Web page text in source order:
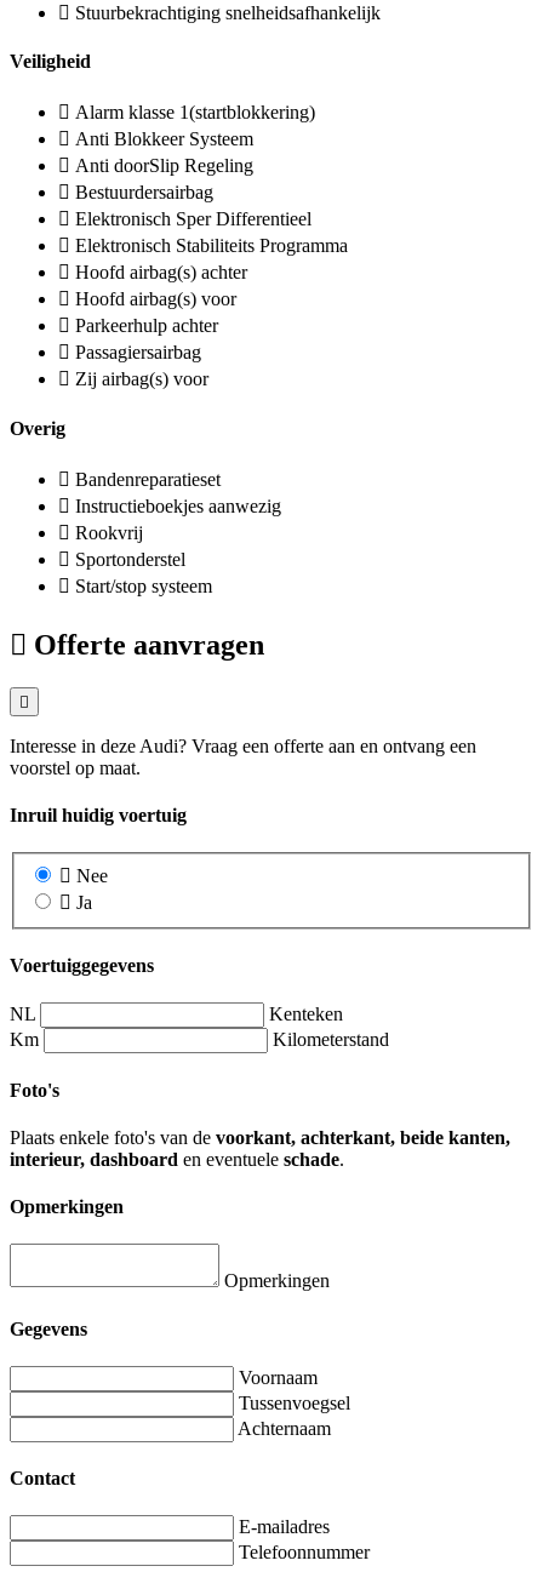
Stuurbekrachtiging snelheidsafhankelijk
Veiligheid
Alarm klasse 1(startblokkering)
Anti Blokkeer Systeem
Anti doorSlip Regeling
Bestuurdersairbag
Elektronisch Sper Differentieel
Elektronisch Stabiliteits Programma
Hoofd airbag(s) achter
Hoofd airbag(s) voor
Parkeerhulp achter
Passagiersairbag
Zij airbag(s) voor
Overig
Bandenreparatieset
Instructieboekjes aanwezig
Rookvrij
Sportonderstel
Start/stop systeem
Offerte aanvragen
Interesse in deze Audi? Vraag een offerte aan en ontvang een
voorstel op maat.
Inruil huidig voertuig
Nee
Ja
Voertuiggegevens
NL
Kenteken
Km
Kilometerstand
Foto's
Plaats enkele foto's van de voorkant, achterkant, beide kanten,
interieur, dashboard en eventuele schade.
Opmerkingen
Opmerkingen
Gegevens
Voornaam
Tussenvoegsel
Achternaam
Contact
E-mailadres
Telefoonnummer